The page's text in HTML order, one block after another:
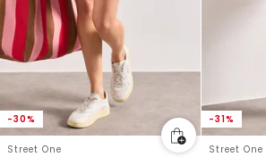
-30%
Street One
-31%
Street One